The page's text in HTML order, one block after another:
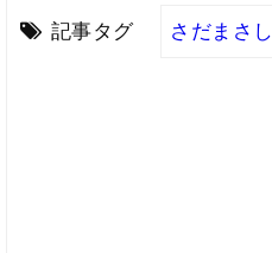
記事タグ さだまさし